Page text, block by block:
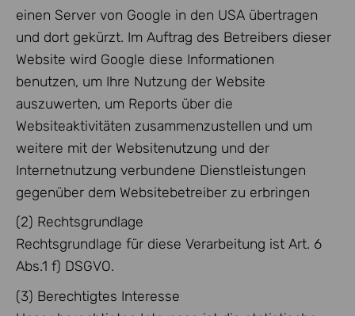
einen Server von Google in den USA übertragen
und dort gekürzt. Im Auftrag des Betreibers dieser
Website wird Google diese Informationen
benutzen, um Ihre Nutzung der Website
auszuwerten, um Reports über die
Websiteaktivitäten zusammenzustellen und um
weitere mit der Websitenutzung und der
Internetnutzung verbundene Dienstleistungen
gegenüber dem Websitebetreiber zu erbringen
(2) Rechtsgrundlage
Rechtsgrundlage für diese Verarbeitung ist Art. 6
Abs.1 f) DSGVO.
(3) Berechtigtes Interesse